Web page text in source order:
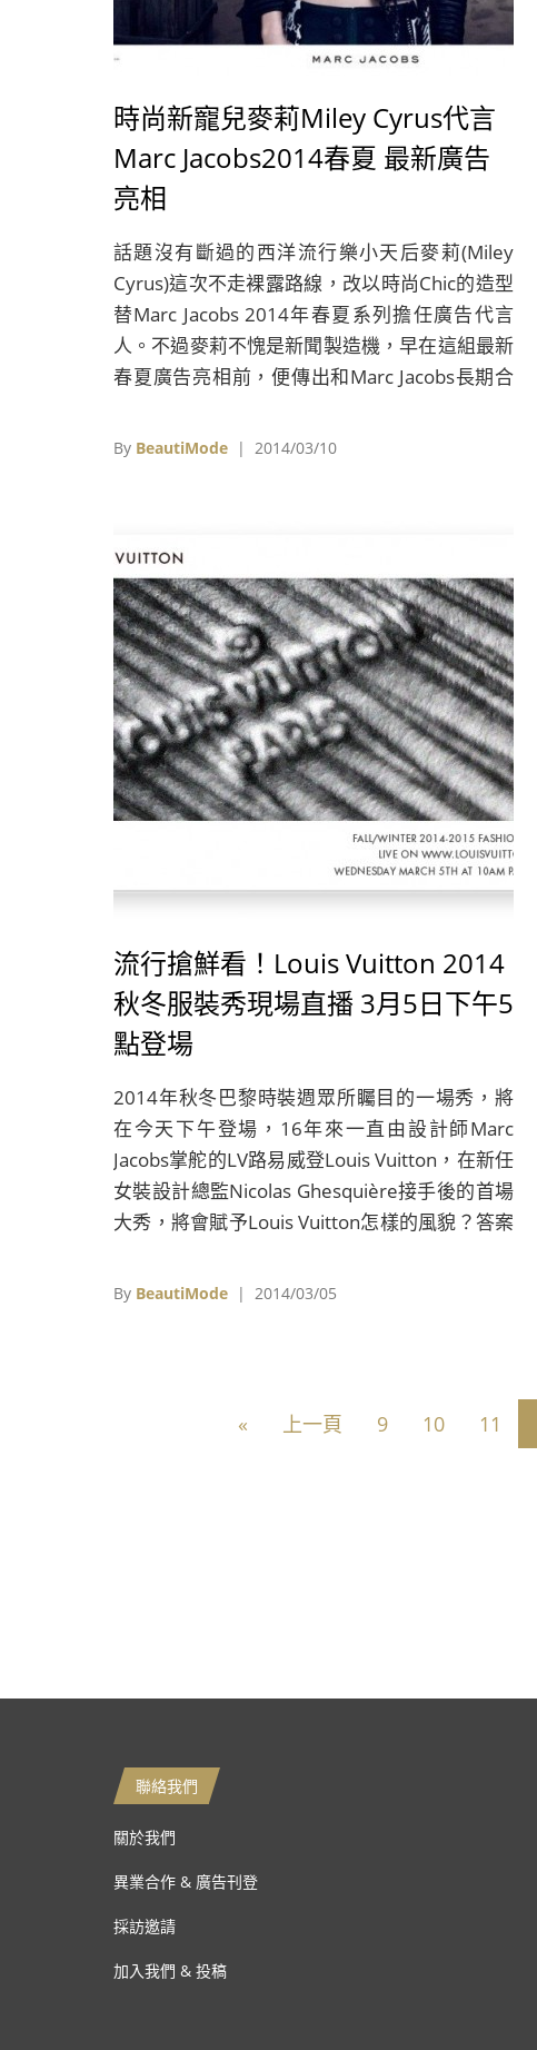
時尚新寵兒麥莉Miley Cyrus代言
Marc Jacobs2014春夏 最新廣告
亮相
話題沒有斷過的西洋流行樂小天后麥莉(Miley
Cyrus)這次不走裸露路線，改以時尚Chic的造型
替Marc Jacobs 2014年春夏系列擔任廣告代言
人。不過麥莉不愧是新聞製造機，早在這組最新
春夏廣告亮相前，便傳出和Marc Jacobs長期合
拒絕擔任最新廣告的掌鏡者，儘管設計師Marc
讚她是一位天生的表演者。 照片來源：
FASHION GONE ROUGE
By BeautiMode | 2014/03/10
流行搶鮮看！Louis Vuitton 2014
秋冬服裝秀現場直播 3月5日下午5
點登場
2014年秋冬巴黎時裝週眾所矚目的一場秀，將
在今天下午登場，16年來一直由設計師Marc
Jacobs掌舵的LV路易威登Louis Vuitton，在新任
女裝設計總監Nicolas Ghesquière接手後的首場
大秀，將會賦予Louis Vuitton怎樣的風貌？答案
日)下午5點揭曉。 BeautiMode也將與路易威登
主題標籤 #LVLive #LouisVuitton 與路易威登秀
場媒體嘉賓連線，即時分享最前線的獨家畫面。
By BeautiMode | 2014/03/05
« 上一頁 9 10 11
聯絡我們
關於我們
異業合作 & 廣告刊登
採訪邀請
加入我們 & 投稿